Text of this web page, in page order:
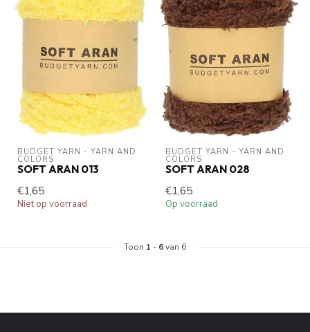
BUDGET YARN - YARN AND
COLORS
SOFT ARAN 013
€1,65
Niet op voorraad
BUDGET YARN - YARN AND
COLORS
SOFT ARAN 028
€1,65
Op voorraad
Toon 1 - 6van 6